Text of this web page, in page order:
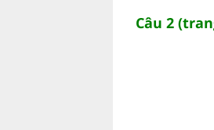
Câu 2